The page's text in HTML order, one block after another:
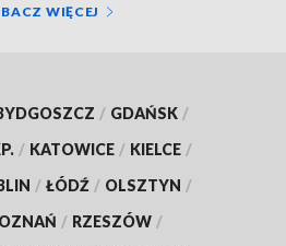
WIĘCEJ
/ GDAŃSK /
/ KATOWICE / KIELCE /
/ ŁÓDŹ / OLSZTYN /
/ RZESZÓW /